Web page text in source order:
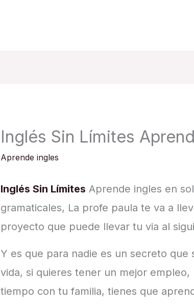
Inglés Sin Límites
Aprende ingles
Inglés Sin Límites Aprende ingles en
gramaticales, La profe paula te va a
proyecto que puede llevar tu via al
Y es que para nadie es un secreto
vida, si quieres tener un mejor
tiempo con tu familia, tienes que